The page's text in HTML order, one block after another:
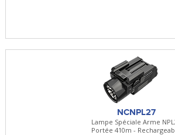
NCNPL27
Lampe Spéciale Arme
Portée 410m -